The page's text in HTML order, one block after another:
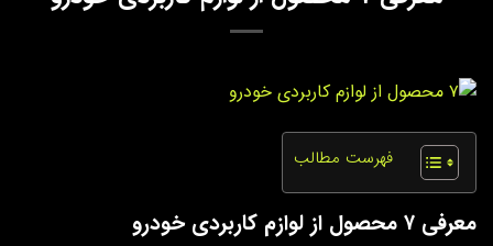
فهرست مطالب
معرفی ۷ محصول از لوازم کاربردی خودرو